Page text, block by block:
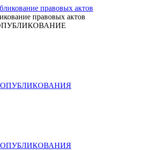
правовых актов